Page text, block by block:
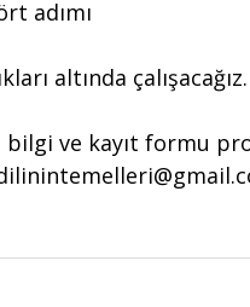
adımı
altında çalışacağız.
bilgi ve kayıt formu